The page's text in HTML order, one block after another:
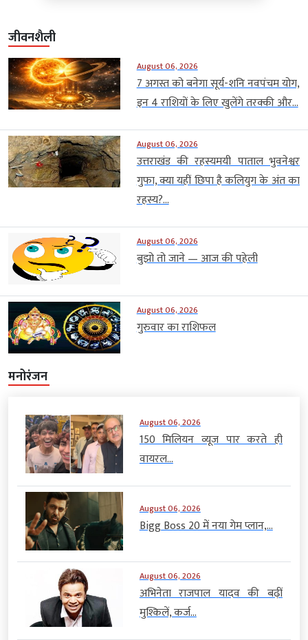
जीवनशैली
August 06, 2026
7 अगस्त को बनेगा सूर्य-शनि नवपंचम योग,
इन 4 राशियों के लिए खुलेंगे तरक्की और...
August 06, 2026
उत्तराखंड की रहस्यमयी पाताल भुवनेश्वर
गुफा, क्या यहीं छिपा है कलियुग के अंत का
रहस्य?...
August 06, 2026
बुझो तो जाने — आज की पहेली
August 06, 2026
गुरुवार का राशिफल
मनोरंजन
August 06, 2026
150 मिलियन व्यूज पार करते ही
वायरल...
August 06, 2026
Bigg Boss 20 में नया गेम प्लान,...
August 06, 2026
अभिनेता राजपाल यादव की बढ़ीं
मुश्किलें, कर्ज...